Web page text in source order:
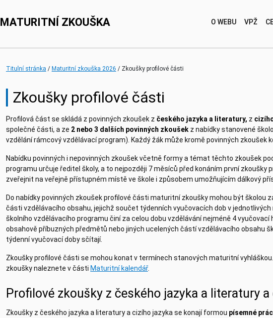
MATURITNÍ ZKOUŠKA O WEBU VPŽ
Titulní stránka Maturitní zkouška 2026 (current)
Zkoušky profilové části
Zkoušky profilové části
Profilová část se skládá z povinných zkoušek z českého jazyka a literatury, z
společné části, a ze 2 nebo 3 dalších povinných zkoušek z nabídky stanovené
vzdělání rámcový vzdělávací program). Každý žák může kromě povinných zkoušek
Nabídku povinných i nepovinných zkoušek včetně formy a témat těchto zkoušek
programu určuje ředitel školy, a to nejpozději 7 měsíců před konáním první zkoušky
zveřejnit na veřejně přístupném místě ve škole i způsobem umožňujícím dálkový
Do nabídky povinných zkoušek profilové části maturitní zkoušky mohou být školou
části vzdělávacího obsahu, jejichž součet týdenních vyučovacích dob v
školního vzdělávacího programu činí za celou dobu vzdělávání nejméně 4 vyučovací
obsahově příbuzných předmětů nebo jiných ucelených částí vzdělávacího obsahu
týdenní vyučovací doby sčítají.
Zkoušky profilové části se mohou konat v termínech stanových maturitní
zkoušky naleznete v části Maturitní kalendář.
Profilové zkoušky z českého jazyka a literatury
Zkoušky z českého jazyka a literatury a cizího jazyka se konají formou písemné